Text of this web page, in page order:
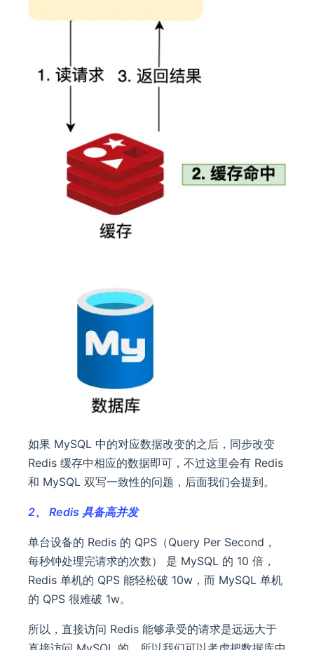
如果 MySQL 中的对应数据改变的之后，同步改变
Redis 缓存中相应的数据即可，不过这里会有 Redis
和 MySQL 双写一致性的问题，后面我们会提到。
2、 Redis 具备高并发
单台设备的 Redis 的 QPS（Query Per Second，
每秒钟处理完请求的次数） 是 MySQL 的 10 倍，
Redis 单机的 QPS 能轻松破 10w，而 MySQL 单机
的 QPS 很难破 1w。
所以，直接访问 Redis 能够承受的请求是远远大于